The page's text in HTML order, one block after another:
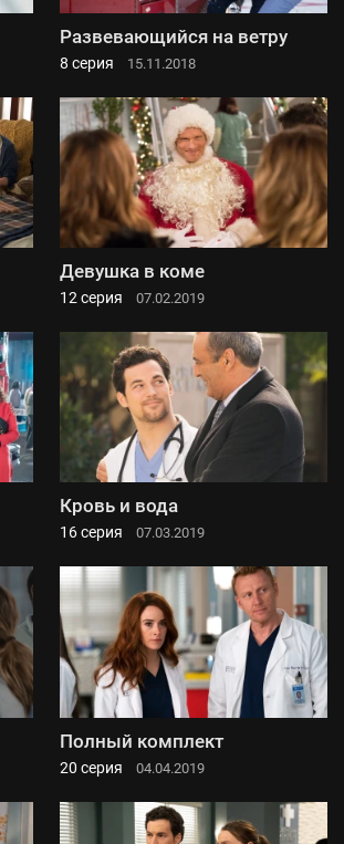
Развевающийся на ветру
8 серия 15.11.2018
Девушка в коме
12 серия 07.02.2019
Кровь и вода
16 серия 07.03.2019
Полный комплект
20 серия 04.04.2019